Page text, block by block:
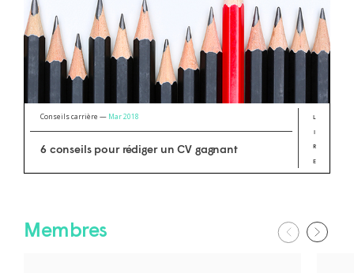
Conseils carrière — Mar 2018
6 conseils pour rédiger un CV gagnant
L
R
E
Membres